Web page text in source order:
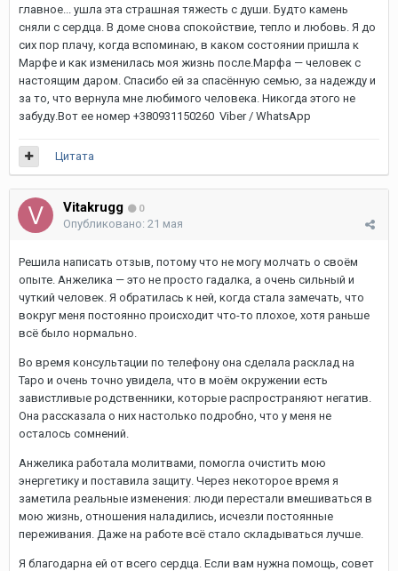
главное... ушла эта страшная тяжесть с души. Будто камень
сняли с сердца. В доме снова спокойствие, тепло и любовь. Я до
сих пор плачу, когда вспоминаю, в каком состоянии пришла к
Марфе и как изменилась моя жизнь после.Марфа — человек с
настоящим даром. Спасибо ей за спасённую семью, за надежду и
за то, что вернула мне любимого человека. Никогда этого не
забуду.Вот ее номер +380931150260 Viber / WhatsApp
Цитата
Vitakrugg 0
Опубликовано: 21 мая
Решила написать отзыв, потому что не могу молчать о своём
опыте. Анжелика — это не просто гадалка, а очень сильный и
чуткий человек. Я обратилась к ней, когда стала замечать, что
вокруг меня постоянно происходит что-то плохое, хотя раньше
всё было нормально.
Во время консультации по телефону она сделала расклад на
Таро и очень точно увидела, что в моём окружении есть
завистливые родственники, которые распространяют негатив.
Она рассказала о них настолько подробно, что у меня не
осталось сомнений.
Анжелика работала молитвами, помогла очистить мою
энергетику и поставила защиту. Через некоторое время я
заметила реальные изменения: люди перестали вмешиваться в
мою жизнь, отношения наладились, исчезли постоянные
переживания. Даже на работе всё стало складываться лучше.
Я благодарна ей от всего сердца. Если вам нужна помощь, совет